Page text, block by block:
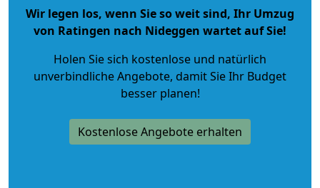
Wir legen los, wenn Sie so weit sind, Ihr Umzug
von Ratingen nach Nideggen wartet auf Sie!
Holen Sie sich kostenlose und natürlich
unverbindliche Angebote, damit Sie Ihr Budget
besser planen!
Kostenlose Angebote erhalten